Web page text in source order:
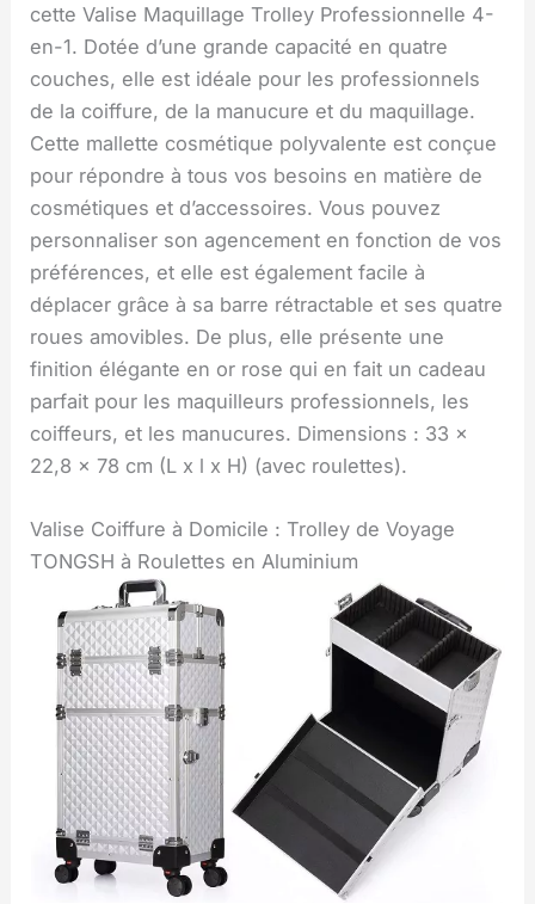
cette Valise Maquillage Trolley Professionnelle 4-
en-1. Dotée d’une grande capacité en quatre
couches, elle est idéale pour les professionnels
de la coiffure, de la manucure et du maquillage.
Cette mallette cosmétique polyvalente est conçue
pour répondre à tous vos besoins en matière de
cosmétiques et d’accessoires. Vous pouvez
personnaliser son agencement en fonction de vos
préférences, et elle est également facile à
déplacer grâce à sa barre rétractable et ses quatre
roues amovibles. De plus, elle présente une
finition élégante en or rose qui en fait un cadeau
parfait pour les maquilleurs professionnels, les
coiffeurs, et les manucures. Dimensions : 33 x
22,8 x 78 cm (L x l x H) (avec roulettes).
Valise Coiffure à Domicile : Trolley de Voyage
TONGSH à Roulettes en Aluminium